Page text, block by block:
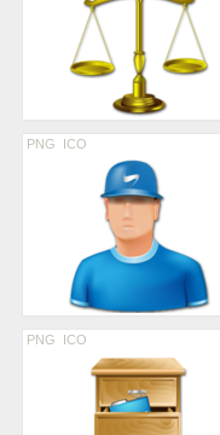
PNG ICO
PNG ICO